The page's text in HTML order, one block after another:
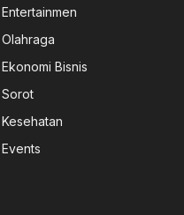
Entertainmen
Olahraga
Ekonomi Bisnis
Sorot
Kesehatan
Events